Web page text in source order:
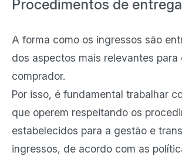
Procedimentos de
A forma como os ingressos são
dos aspectos mais relevantes para
comprador.
Por isso, é fundamental trabalhar
que operem respeitando os
estabelecidos para a gestão e
ingressos, de acordo com as